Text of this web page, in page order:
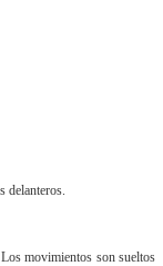
delanteros.
movimientos son sueltos